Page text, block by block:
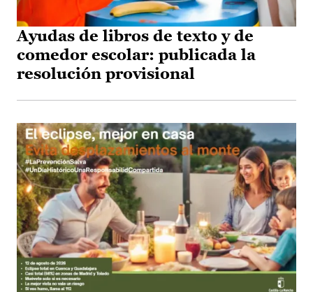
Ayudas de libros de texto y de
comedor escolar: publicada la
resolución provisional